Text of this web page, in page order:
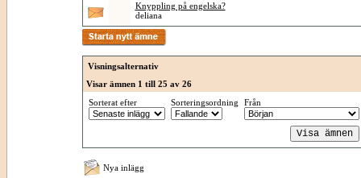
Knyppling på engelska?
deliana
Visningsalternativ
Visar ämnen 1 till 25 av 26
Sorterat efter
Sorteringsordning Från
Nya inlägg